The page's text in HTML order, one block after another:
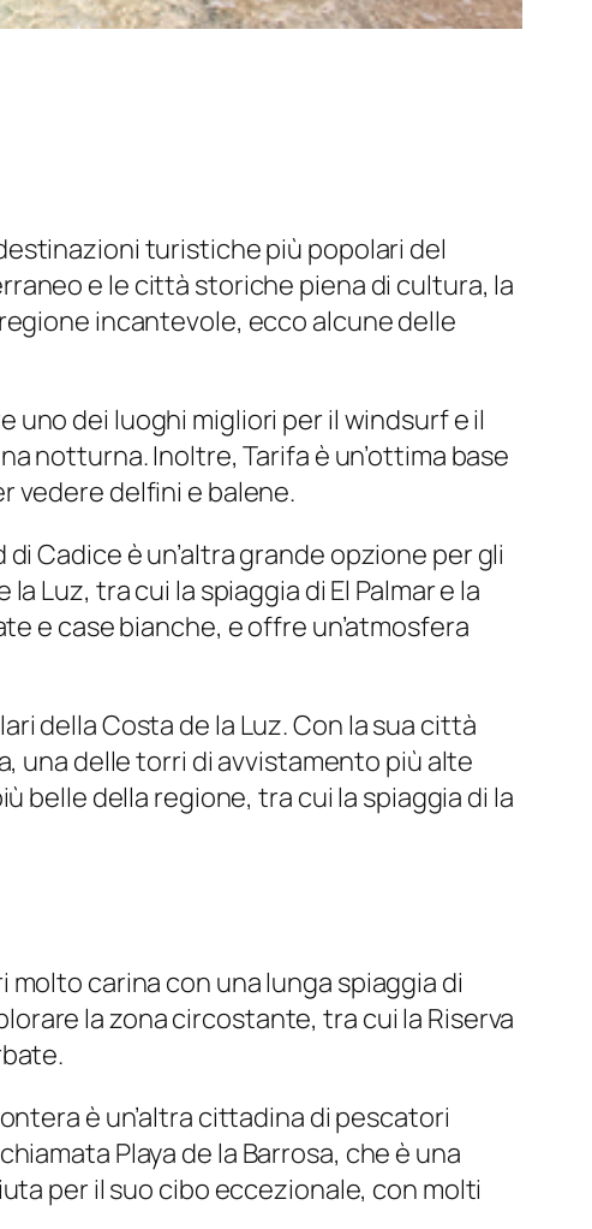
turistiche più popolari del
e le città storiche piena di cultura, la
incantevole, ecco alcune delle
uno dei luoghi migliori per il windsurf e il
notturna. Inoltre, Tarifa è un’ottima base
vedere delfini e balene.
Cadice è un’altra grande opzione per gli
Luz, tra cui la spiaggia di El Palmar e la
e case bianche, e offre un’atmosfera
della Costa de la Luz. Con la sua città
una delle torri di avvistamento più alte
belle della regione, tra cui la spiaggia di la
carina con una lunga spiaggia di
la zona circostante, tra cui la Riserva
è un’altra cittadina di pescatori
Playa de la Barrosa, che è una
per il suo cibo eccezionale, con molti